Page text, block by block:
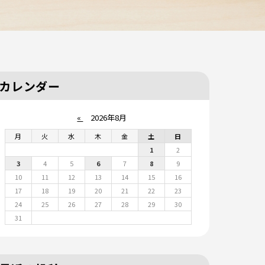
レンダー
« 2026年8月
月 火 水 木 金 土
日
1
2
3
4 5 6 7 8
9
10
11 12 13 14 15
16
17
18 19 20 21 22
23
24
25 26 27 28 29
30
31